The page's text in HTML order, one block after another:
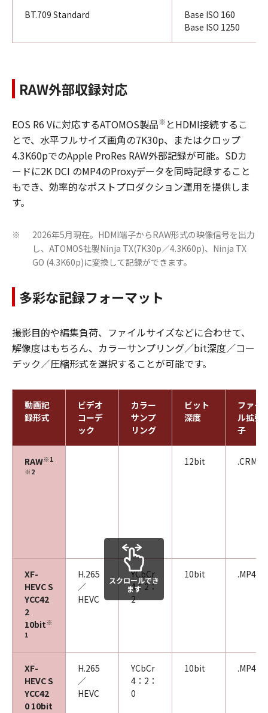
BT.709 Standard
Base ISO 160
Base ISO 1250
RAW外部収録対応
EOS R6 Vに対応するATOMOS製品※ とHDMI接続するこ
とで、水平フルサイズ画角の7K30p、またはクロップ
4.3K60pでのApple ProRes RAW外部記録が可能。SDカ
ードに2K DCI のMP4のProxyデータを同時記録すること
もでき、効率的なポストプロダクション運用を提供しま
す。
※
2026年5月現在。HDMI端子からRAW形式の映像信号を出力
し、ATOMOS社製Ninja TX(7K30p／4.3K60p)、Ninja TX
GO (4.3K60p)に変換して記録ができます。
多彩な記録フォーマット
撮影目的や編集負荷、ファイルサイズなどに合わせて、
解像度はもちろん、カラーサンプリング／bit深度／コー
デック／圧縮形式を選択することが可能です。
動画記
録形式
ビデオ
コーデ
ック
カラー
サンプ
リング
ビット
深度
ファイ
ル拡張
子
RAW※1
※2
12bit .CRM
XF-
HEVC S
YCC42
2
10bit※
1
H.265
／
HEVC
YCbCr
4：2：
2
10bit .MP4
XF-
HEVC S
YCC42
0 10bit
H.265
／
HEVC
YCbCr
4：2：
0
10bit .MP4
スクロールでき
ます